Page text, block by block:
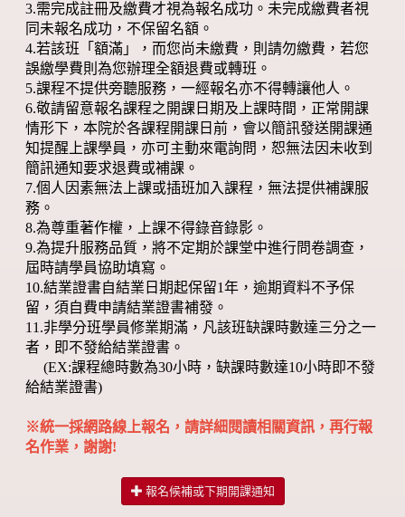
3.需完成註冊及繳費才視為報名成功。未完成繳費者視
同未報名成功，不保留名額。
4.若該班「額滿」，而您尚未繳費，則請勿繳費，若您
誤繳學費則為您辦理全額退費或轉班。
5.課程不提供旁聽服務，一經報名亦不得轉讓他人。
6.敬請留意報名課程之開課日期及上課時間，正常開課
情形下，本院於各課程開課日前，會以簡訊發送開課通
知提醒上課學員，亦可主動來電詢問，恕無法因未收到
簡訊通知要求退費或補課。
7.個人因素無法上課或插班加入課程，無法提供補課服
務。
8.為尊重著作權，上課不得錄音錄影。
9.為提升服務品質，將不定期於課堂中進行問卷調查，
屆時請學員協助填寫。
10.結業證書自結業日期起保留1年，逾期資料不予保
留，須自費申請結業證書補發。
11.非學分班學員修業期滿，凡該班缺課時數達三分之一
者，即不發給結業證書。
(EX:課程總時數為30小時，缺課時數達10小時即不發
給結業證書)
※統一採網路線上報名，請詳細閱讀相關資訊，再行報
名作業，謝謝!
報名候補或下期開課通知